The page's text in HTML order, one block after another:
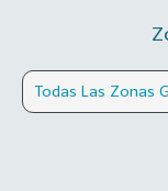
Todas Las Zonas